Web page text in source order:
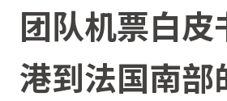
团队机票白皮
港到法国南部